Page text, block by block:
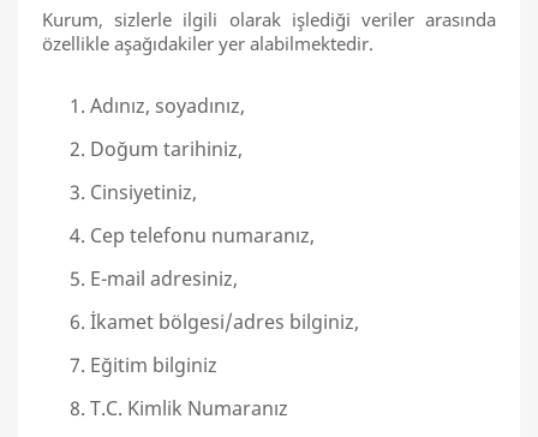
Kurum, sizlerle ilgili olarak işlediği veriler arasında
özellikle aşağıdakiler yer alabilmektedir.
Adınız, soyadınız,
Doğum tarihiniz,
Cinsiyetiniz,
Cep telefonu numaranız,
E-mail adresiniz,
İkamet bölgesi/adres bilginiz,
Eğitim bilginiz
T.C. Kimlik Numaranız